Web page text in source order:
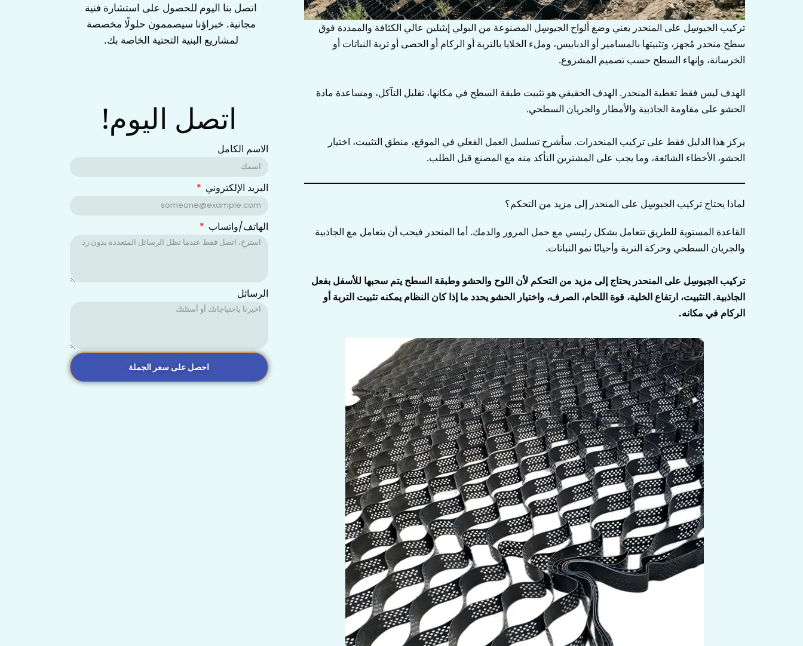
تركيب الجيوسِل على المنحدر يعني وضع ألواح الجيوسِل المصنوعة من البولي إيثيلين عالي الكثافة والممددة فوق
سطح منحدر مُجهز، وتثبيتها بالمسامير أو الدبابيس، وملء الخلايا بالتربة أو الركام أو الحصى أو تربة النباتات أو
الخرسانة، وإنهاء السطح حسب تصميم المشروع.
الهدف ليس فقط تغطية المنحدر. الهدف الحقيقي هو تثبيت طبقة السطح في مكانها، تقليل التآكل، ومساعدة مادة
الحشو على مقاومة الجاذبية والأمطار والجريان السطحي.
يركز هذا الدليل فقط على تركيب المنحدرات. سأشرح تسلسل العمل الفعلي في الموقع، منطق التثبيت، اختيار
الحشو، الأخطاء الشائعة، وما يجب على المشترين التأكد منه مع المصنع قبل الطلب.
لماذا يحتاج تركيب الجيوسِل على المنحدر إلى مزيد من التحكم؟
القاعدة المستوية للطريق تتعامل بشكل رئيسي مع حمل المرور والدمك. أما المنحدر فيجب أن يتعامل مع الجاذبية
والجريان السطحي وحركة التربة وأحيانًا نمو النباتات.
تركيب الجيوسِل على المنحدر يحتاج إلى مزيد من التحكم لأن اللوح والحشو وطبقة السطح يتم سحبها للأسفل بفعل
الجاذبية. التثبيت، ارتفاع الخلية، قوة اللحام، الصرف، واختيار الحشو يحدد ما إذا كان النظام يمكنه تثبيت التربة أو
الركام في مكانه.
اتصل بنا اليوم للحصول على ‌استشارة فنية
مجانية‌. خبراؤنا سيصممون حلولًا مخصصة
لمشاريع البنية التحتية الخاصة بك.
اتصل اليوم!
الاسم الكامل
البريد الإلكتروني
الهاتف/واتساب
الرسائل
احصل على سعر الجملة